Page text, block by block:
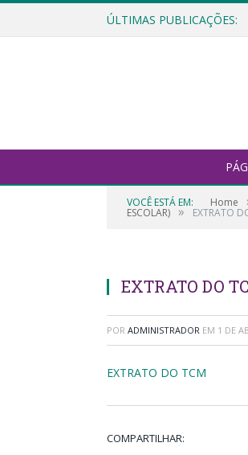
ÚLTIMAS PUBLICAÇÕES:
VOCÊ ESTÁ EM: Home
ESCOLAR) » EXTRATO
EXTRATO DO
POR ADMINISTRADOR EM 1 DE
EXTRATO DO TCM
COMPARTILHAR: